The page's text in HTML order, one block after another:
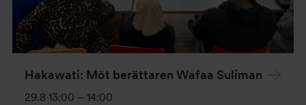
Hakawati: Möt berättaren Wafaa Suliman
29.8 13:00 – 14:00